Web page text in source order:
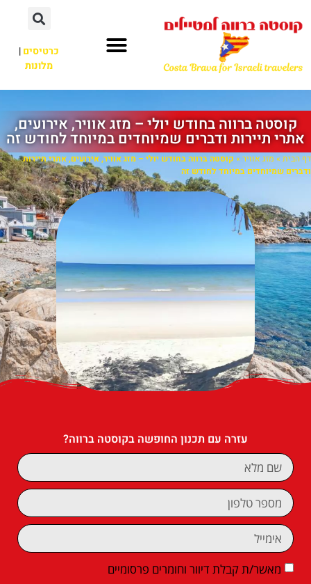
כרטיסים|
מלונות
קוסטה ברווה בחודש יולי – מזג אוויר, אירועים,
אתרי תיירות ודברים שמיוחדים במיוחד לחודש זה
דף הבית » מזג אוויר » קוסטה ברווה בחודש יולי – מזג אוויר, אירועים, אתרי תיירות
ודברים שמיוחדים במיוחד לחודש זה
עזרה עם תכנון החופשה בקוסטה ברווה?
מאשר/ת קבלת דיוור וחומרים פרסומיים